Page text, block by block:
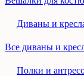
Диваны и
Все диваны и
Полки и